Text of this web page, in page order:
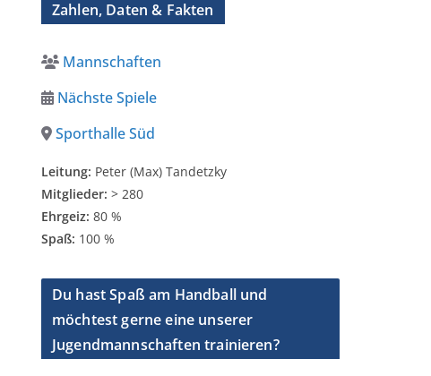
Zahlen, Daten & Fakten
Mannschaften
Nächste Spiele
Sporthalle Süd
Leitung: Peter (Max) Tandetzky
Mitglieder: > 280
Ehrgeiz: 80 %
Spaß: 100 %
Du hast Spaß am Handball und
möchtest gerne eine unserer
Jugendmannschaften trainieren?